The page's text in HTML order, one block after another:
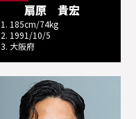
扇原 貴宏
1. 185cm/74kg
2. 1991/10/5
3. 大阪府